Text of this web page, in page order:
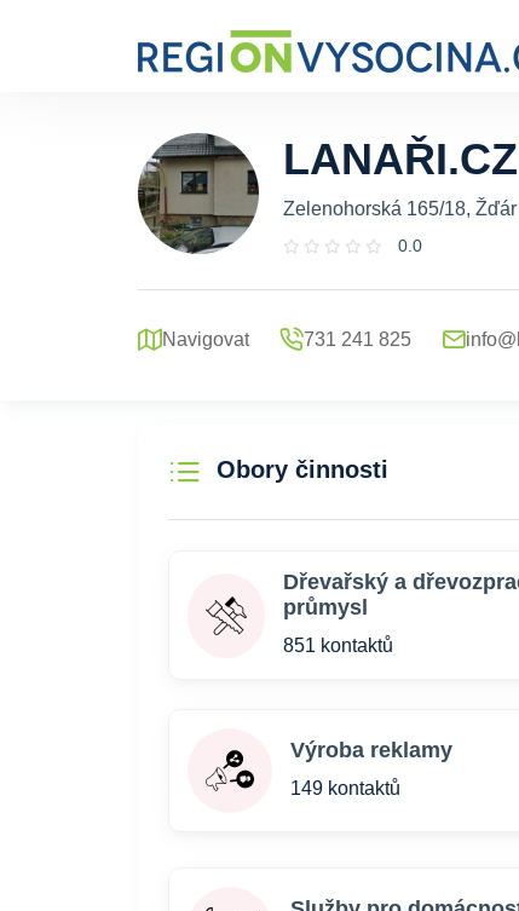
LANAŘI.CZ
Zelenohorská 165/18,
0.0
Navigovat 731 241 825
Obory činnosti
Dřevařský a
průmysl
851 kontaktů
Výroba reklamy
149 kontaktů